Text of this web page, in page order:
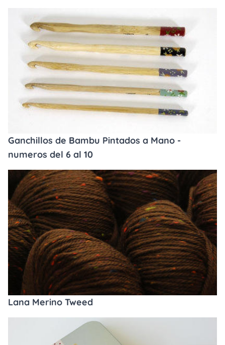
Ganchillos de Bambu Pintados a Mano -
numeros del 6 al 10
Lana Merino Tweed